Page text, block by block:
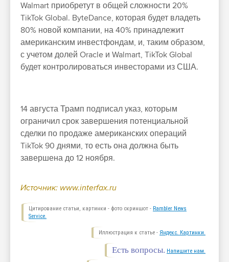
Walmart приобретут в общей сложности 20%
TikTok Global. ByteDance, которая будет владеть
80% новой компании, на 40% принадлежит
американским инвестфондам, и, таким образом,
с учетом долей Oracle и Walmart, TikTok Global
будет контролироваться инвесторами из США.
14 августа Трамп подписал указ, которым
ограничил срок завершения потенциальной
сделки по продаже американских операций
TikTok 90 днями, то есть она должна быть
завершена до 12 ноября.
Источник: www.interfax.ru
Цитирование статьи, картинки - фото скриншот - Rambler News
Service.
Иллюстрация к статье - Яндекс. Картинки.
Есть вопросы. Напишите нам.